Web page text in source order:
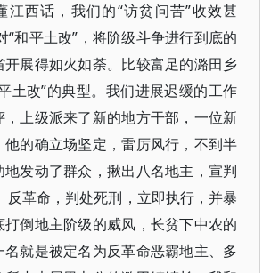
江西话，我们的“访贫问苦”收效甚
“和平土改”，将阶级斗争进行到底的
展得如火如荼。比较富足的潞田乡
土改”的典型。我们进展迟缓的工作
，上级派来了新的地方干部，一位新
的确立场坚定，雷厉风行，不到半
发动了群众，揪出八名地主，宣判
反革命，判处死刑，立即执行，并暴
打倒地主阶级的威风，长贫下中农的
就是被定名为反革命恶霸地主、多